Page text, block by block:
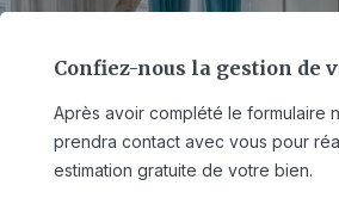
Confiez-nous la gestion de
Après avoir complété le formulaire
prendra contact avec vous pour
estimation gratuite de votre bien.